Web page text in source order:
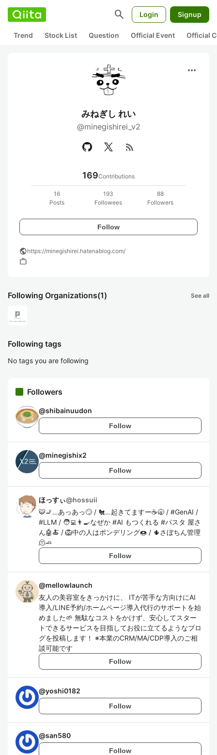
search Login Signup
Trend Stock List Question Official Event Official
more_horiz
みねぎし れい
@minegishirei_v2
rss_feed
169Contributions
16
Posts
193
Followees
88
Followers
Follow
publichttps://minegishirei.hatenablog.com/
work
Following Organizations(1) See all
Following tags
No tags you are following
Followers
@shibainuudon
Follow
@minegishix2
Follow
ほっすぃ@hossuii
🐯🚬…あっあっ🙄 / 🐔…起きてますー☕️🥱 / #GenAI /
#LLM / 🧑‍💻👨‍🍳なぜか #AI もつくれる #パスタ 屋さ
ん🤖🍝 / 🦁中の人はポンデリング🍩 / 🌵さぼちん管理
🫠🧈
Follow
@mellowlaunch
友人の美容室をきっかけに、 ITが苦手な方向けにAI
導入/LINE予約/ホームページ導入代行のサポートを始
めました🌱 無駄なコストをかけず、安心してスター
トできるサービスを目指してお役に立てるようなブロ
グを投稿します！ ※本業のCRM/MA/CDP導入のご相
談可能です
Follow
@yoshi0182
Follow
@san580
Follow